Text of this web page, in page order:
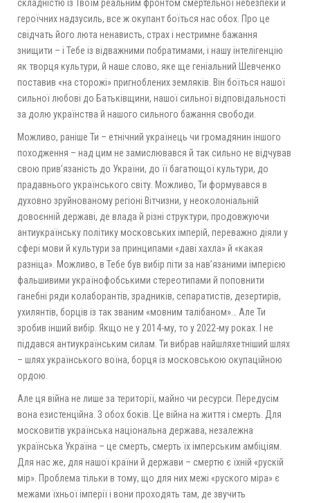
складністю із Твоїм реальним фронтом смертельної небезпеки й
героїчних надзусиль, все ж окупант боїться нас обох. Про це
свідчать його люта ненависть, страх і нестримне бажання
знищити – і Тебе із відважними побратимами, і нашу інтелігенцію
як творця культури, й наше слово, яке ще геніальний Шевченко
поставив «на сторожі» пригноблених земляків. Він боїться нашої
сильної любові до Батьківщини, нашої сильної відповідальності
за долю українства й нашого сильного бажання свободи.
Можливо, раніше Ти – етнічний українець чи громадянин іншого
походження – над цим не замислювався й так сильно не відчував
свою прив’язаність до України, до її багатющої культури, до
прадавнього українського світу. Можливо, Ти формувався в
духовно зруйнованому регіоні Вітчизни, у неоколоніальній
довоєнній державі, де влада й різні структури, продовжуючи
антиукраїнську політику московських імперій, переважно діяли у
сфері мови й культури за принципами «даві хахла» й «какая
разніца». Можливо, в Тебе був вибір піти за нав’язаними імперією
фальшивими українофобськими стереотипами й поповнити
ганебні ряди колаборантів, зрадників, сепаратистів, дезертирів,
ухилянтів, борців із так званим «мовним талібаном»… Але Ти
зробив інший вибір. Якщо не у 2014-му, то у 2022-му роках. І не
піддався антиукраїнським силам. Ти вибрав найшляхетніший шлях
– шлях українського воїна, борця із московською окупаційною
ордою.
Але ця війна не лише за території, майно чи ресурси. Передусім
вона езистенційна. З обох боків. Це війна на життя і смерть. Для
московитів українська національна держава, незалежна
українська Україна – це смерть, смерть їх імперським амбіціям.
Для нас же, для нашої країни й держави – смертю є їхній «рускій
мір». Проблема тільки в тому, що для них межі «руского міра» є
межами їхньої імперії і вони проходять там, де звучить